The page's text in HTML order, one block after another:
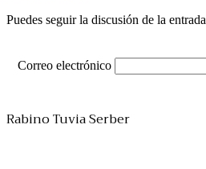
Puedes seguir la discusión de la entrada
Correo electrónico
Rabino Tuvia Serber